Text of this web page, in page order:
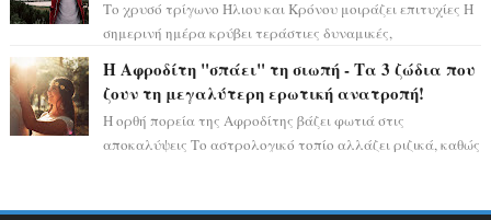
Το χρυσό τρίγωνο Ήλιου και Κρόνου μοιράζει επιτυχίες Η
σημερινή ημέρα κρύβει τεράστιες δυναμικές,
Η Αφροδίτη "σπάει" τη σιωπή - Τα 3 ζώδια που
ζουν τη μεγαλύτερη ερωτική ανατροπή!
Η ορθή πορεία της Αφροδίτης βάζει φωτιά στις
αποκαλύψεις Το αστρολογικό τοπίο αλλάζει ριζικά, καθώς